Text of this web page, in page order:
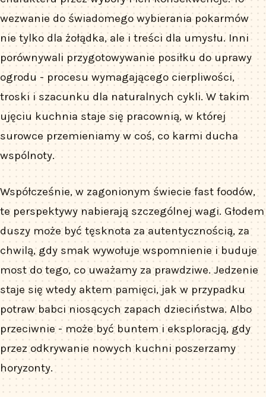
wezwanie do świadomego wybierania pokarmów
nie tylko dla żołądka, ale i treści dla umysłu. Inni
porównywali przygotowywanie posiłku do uprawy
ogrodu - procesu wymagającego cierpliwości,
troski i szacunku dla naturalnych cykli. W takim
ujęciu kuchnia staje się pracownią, w której
surowce przemieniamy w coś, co karmi ducha
wspólnoty.
Współcześnie, w zagonionym świecie fast foodów,
te perspektywy nabierają szczególnej wagi. Głodem
duszy może być tęsknota za autentycznością, za
chwilą, gdy smak wywołuje wspomnienie i buduje
most do tego, co uważamy za prawdziwe. Jedzenie
staje się wtedy aktem pamięci, jak w przypadku
potraw babci niosących zapach dzieciństwa. Albo
przeciwnie - może być buntem i eksploracją, gdy
przez odkrywanie nowych kuchni poszerzamy
horyzonty.